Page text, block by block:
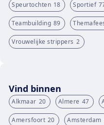
Speurtochten 18 Sportief
Teambuilding 89
Vrouwelijke strippers 2
Vind binnen
Alkmaar 20 Almere 47
Amersfoort 20 Amsterdam